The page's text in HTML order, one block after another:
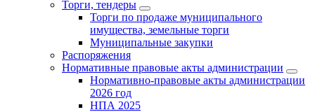
Торги, тендеры
Торги по продаже муниципального
имущества, земельные торги
Муниципальные закупки
Распоряжения
Нормативные правовые акты администрации
Нормативно-правовые акты администрации
2026 год
НПА 2025